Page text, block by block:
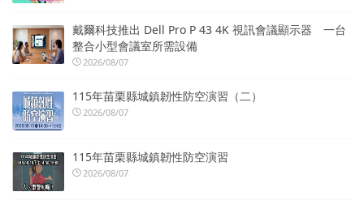
戴爾科技推出 Dell Pro P 43 4K 視訊會議顯示器 一台
整合小型會議室所需設備
2026/08/07
115年苗栗縣城鎮韌性防空演習（二）
2026/08/07
115年苗栗縣城鎮韌性防空演習
2026/08/07